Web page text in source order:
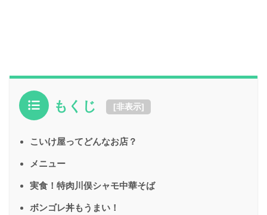
もくじ [非表示]
こいけ屋ってどんなお店？
メニュー
実食！特肉川俣シャモ中華そば
ボンゴレ丼もうまい！